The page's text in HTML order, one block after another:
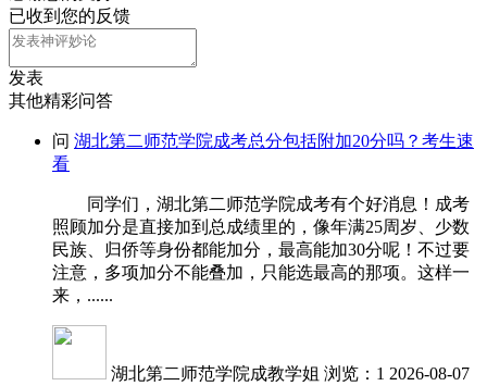
已收到您的反馈
发表
其他精彩问答
问 湖北第二师范学院成考总分包括附加20分吗？考生速
看
同学们，湖北第二师范学院成考有个好消息！成考
照顾加分是直接加到总成绩里的，像年满25周岁、少数
民族、归侨等身份都能加分，最高能加30分呢！不过要
注意，多项加分不能叠加，只能选最高的那项。这样一
来，......
湖北第二师范学院成教学姐 浏览：1 2026-08-07